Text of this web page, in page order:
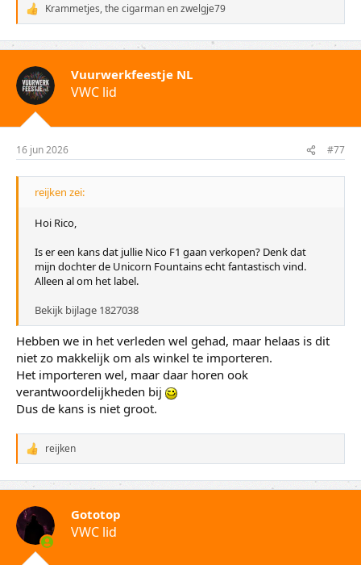
W
a
a
r
d
e
r
i
n
n
Krammetjes,the cigarmanenzwelgje79
Vuurwerkfeestje NL
VWC lid
16 jun 2026 #77
reijken zei:
Hoi Rico,
Is er een kans dat jullie Nico F1 gaan verkopen? Denk dat
mijn dochter de Unicorn Fountains echt fantastisch vind.
Alleen al om het label.
Bekijk bijlage 1827038
Hebben we in het verleden wel gehad, maar helaas is dit
niet zo makkelijk om als winkel te importeren.
Het importeren wel, maar daar horen ook
verantwoordelijkheden bij
Dus de kans is niet groot.
W
a
a
r
d
e
r
i
n
reijken
Gototop
VWC lid